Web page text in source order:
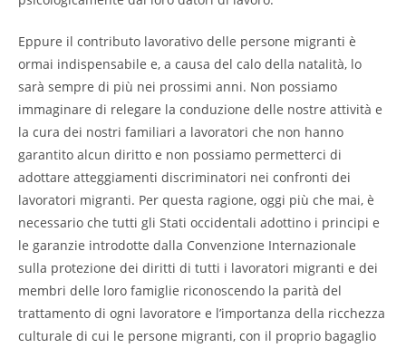
Eppure il contributo lavorativo delle persone migranti è
ormai indispensabile e, a causa del calo della natalità, lo
sarà sempre di più nei prossimi anni. Non possiamo
immaginare di relegare la conduzione delle nostre attività e
la cura dei nostri familiari a lavoratori che non hanno
garantito alcun diritto e non possiamo permetterci di
adottare atteggiamenti discriminatori nei confronti dei
lavoratori migranti. Per questa ragione, oggi più che mai, è
necessario che tutti gli Stati occidentali adottino i principi e
le garanzie introdotte dalla Convenzione Internazionale
sulla protezione dei diritti di tutti i lavoratori migranti e dei
membri delle loro famiglie riconoscendo la parità del
trattamento di ogni lavoratore e l’importanza della ricchezza
culturale di cui le persone migranti, con il proprio bagaglio